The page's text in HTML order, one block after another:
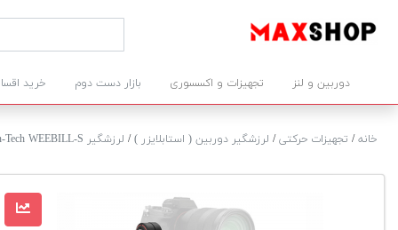
دوربین و لنز تجهیزات و اکسسوری بازار دست دوم خرید
خانه/ تجهیزات حرکتی/ لرزشگیر دوربین ( استابلایزر )/ لرزشگیر Zhiyun-Tech WEEBILL-S